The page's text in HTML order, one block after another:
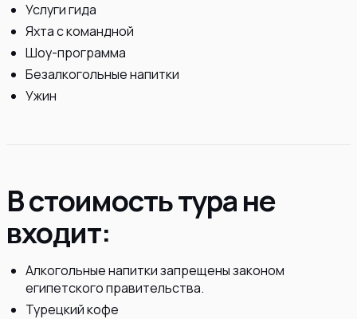
Услуги гида
Яхта с командной
Шоу-программа
Безалкогольные напитки
Ужин
В стоимость тура не
входит:
Алкогольные напитки запрещены законом
египетского правительства.
Турецкий кофе